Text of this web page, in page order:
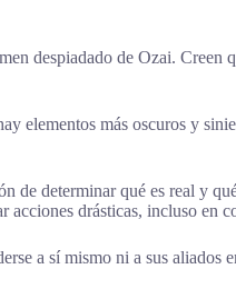
despiadado de Ozai.
elementos más oscuros y
de determinar qué es real y
acciones drásticas, incluso en
a sí mismo ni a sus aliados